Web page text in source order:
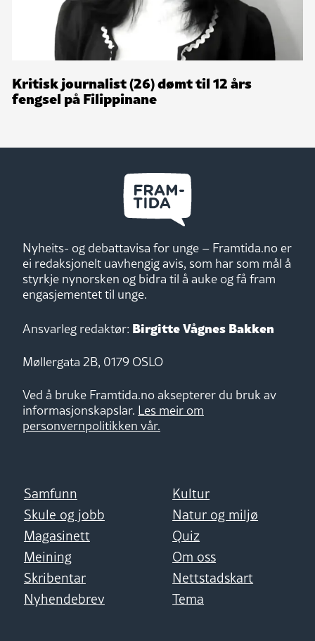
Kritisk journalist (26) dømt til 12 års
fengsel på Filippinane
Nyheits- og debattavisa for unge – Framtida.no er
ei redaksjonelt uavhengig avis, som har som mål å
styrkje nynorsken og bidra til å auke og få fram
engasjementet til unge.
Ansvarleg redaktør: Birgitte Vågnes Bakken
Møllergata 2B, 0179 OSLO
Ved å bruke Framtida.no aksepterer du bruk av
informasjonskapslar. Les meir om
personvernpolitikken vår.
Samfunn
Kultur
Skule og jobb
Natur og miljø
Magasinett
Quiz
Meining
Om oss
Skribentar
Nettstadskart
Nyhendebrev
Tema